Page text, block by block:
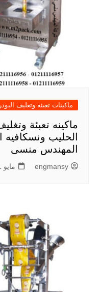
ماكينات تعبئه وتغليف
ماكينه تعبئة
المهندس منسى
engmansy مايو 11, 2023